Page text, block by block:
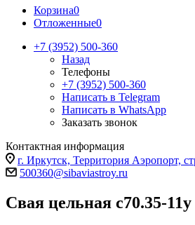
Корзина0
Отложенные0
+7 (3952) 500-360
Назад
Телефоны
+7 (3952) 500-360
Написать в Telegram
Написать в WhatsApp
Заказать звонок
Контактная информация
г. Иркутск, Территория Аэропорт,
500360@sibaviastroy.ru
Свая цельная с70.35-11у